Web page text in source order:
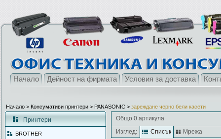
Начало Дейност на фирмата Условия за доставка
Начало > Консумативи принтери > PANASONIC > зареждане черно бели касети
Принтери
BROTHER
Общо 0 артикула
Изглед:
Списък Мрежа